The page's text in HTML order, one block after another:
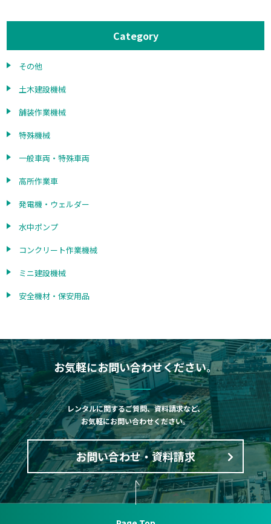
Category
その他
土木建設機械
舗装作業機械
特殊機械
一般車両・特殊車両
高所作業車
発電機・ウェルダー
水中ポンプ
コンクリート作業機械
ミニ建設機械
安全機材・保安用品
お気軽にお問い合わせください。
レンタルに関するご質問、資料請求など、
お気軽にお問い合わせください。
お問い合わせ・資料請求